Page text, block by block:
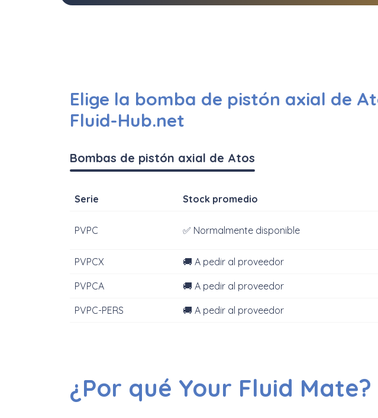
Elige la bomba de pistón axial de
Fluid-Hub.net
Bombas de pistón axial de Atos
Serie Stock promedio
PVPC ✅ Normalmente disponible
PVPCX 🚚 A pedir al proveedor
PVPCA 🚚 A pedir al proveedor
PVPC-PERS 🚚 A pedir al proveedor
¿Por qué Your Fluid Mate?